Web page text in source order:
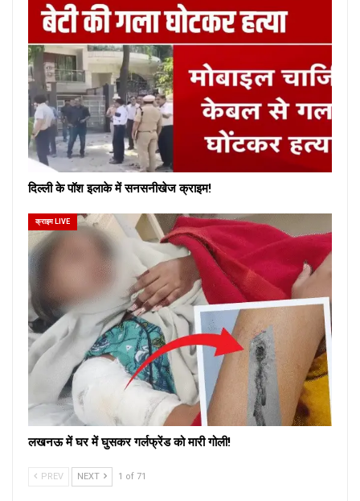
दिल्ली के पॉश इलाके में सनसनीखेज क्राइम!
क्राइम LIVE
लखनऊ में घर में घुसकर गर्लफ्रेंड को मारी गोली!
PREV NEXT 1 of 71